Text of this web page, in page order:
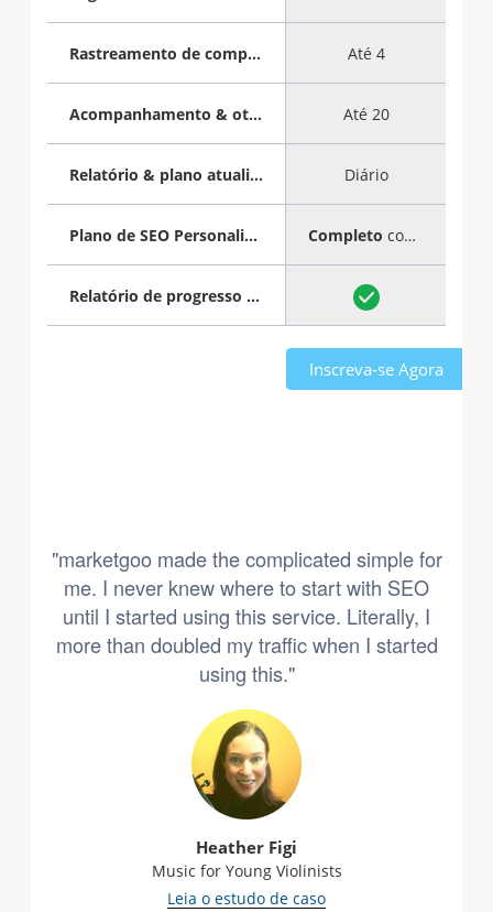
Rastreamento de competidores
Acompanhamento & otimização de palavras-chave
Relatório & plano atualizados
Plano de SEO Personalizado
Relatório de progresso mensal
Até 4
Até 20
Diário
Completo com guia passo a passo
Inscreva-se Agora
"marketgoo made the complicated simple for
me. I never knew where to start with SEO
until I started using this service. Literally, I
more than doubled my traffic when I started
using this."
Heather Figi
Music for Young Violinists
Leia o estudo de caso